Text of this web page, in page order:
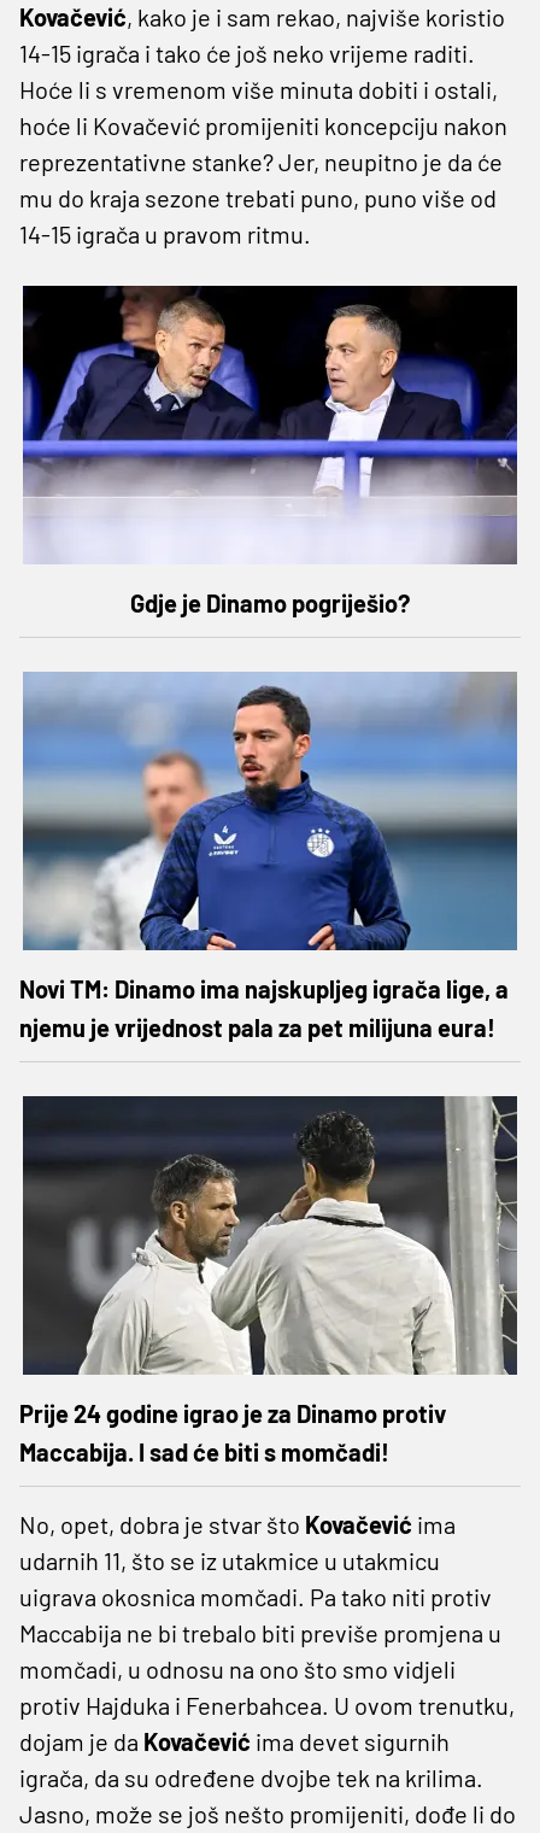
Kovačević, kako je i sam rekao, najviše koristio
14-15 igrača i tako će još neko vrijeme raditi.
Hoće li s vremenom više minuta dobiti i ostali,
hoće li Kovačević promijeniti koncepciju nakon
reprezentativne stanke? Jer, neupitno je da će
mu do kraja sezone trebati puno, puno više od
14-15 igrača u pravom ritmu.
Gdje je Dinamo pogriješio?
Novi TM: Dinamo ima najskupljeg igrača lige, a
njemu je vrijednost pala za pet milijuna eura!
Prije 24 godine igrao je za Dinamo protiv
Maccabija. I sad će biti s momčadi!
No, opet, dobra je stvar što Kovačević ima
udarnih 11, što se iz utakmice u utakmicu
uigrava okosnica momčadi. Pa tako niti protiv
Maccabija ne bi trebalo biti previše promjena u
momčadi, u odnosu na ono što smo vidjeli
protiv Hajduka i Fenerbahcea. U ovom trenutku,
dojam je da Kovačević ima devet sigurnih
igrača, da su određene dvojbe tek na krilima.
Jasno, može se još nešto promijeniti, dođe li do